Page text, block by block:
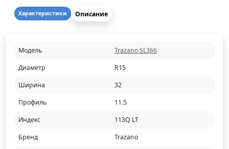
Характеристики Описание
Модель
Trazano SL366
Диаметр
R15
Ширина
32
Профиль
11.5
Индекс
113Q LT
Бренд
Trazano